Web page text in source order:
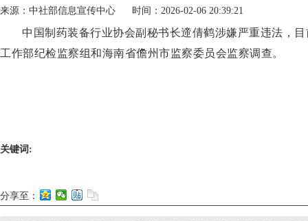
来源：中社部信息宣传中心 时间：2026-02-06 20:39:21
中国制药装备行业协会副秘书长遆倩鹤涉嫌严重违法，
工作部纪检监察组和海南省儋州市监察委员会监察调查。
关键词:
分享至：